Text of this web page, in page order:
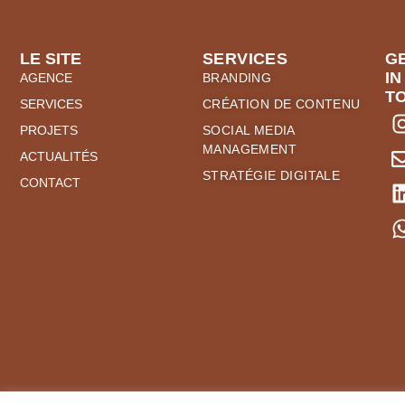
SERVICES
BRANDING
CRÉATION DE CONTENU
SOCIAL MEDIA
MANAGEMENT
STRATÉGIE DIGITALE
LE SITE
AGENCE
SERVICES
PROJETS
ACTUALITÉS
CONTACT
IN